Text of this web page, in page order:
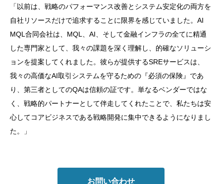
「以前は、戦略のパフォーマンス改善とシステム安定化の両方を
自社リソースだけで追求することに限界を感じていました。AI
MQL合同会社は、MQL、AI、そして金融インフラの全てに精通
した専門家として、我々の課題を深く理解し、的確なソリューシ
ョンを提案してくれました。彼らが提供するSREサービスは、
我々の高価なAI取引システムを守るための『必須の保険』であ
り、第三者としてのQAは信頼の証です。単なるベンダーではな
く、戦略的パートナーとして伴走してくれたことで、私たちは安
心してコアビジネスである戦略開発に集中できるようになりまし
た。」
お問い合わせ